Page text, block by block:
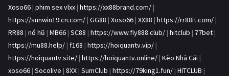
Xoso66 | phim sex vlxx | https://xx88brand.com/ |
https://sunwin19.cn.com/ | GG88 | Xoso66 | XX88 | https://rr88it.com/ |
RR88 | nổ hũ | MB66 | SC88 | https://www.fly888.club/ | hitclub | 77bet |
https://mu88.help/ | f168 | https://hoiquantv.vip/ |
https://hoiquantv.site/ | https://hoiquantv.online/ | Kèo Nhà Cái |
xoso66 | Socolive | 8XX | SumClub | https://79king1.fun/ | HITCLUB |